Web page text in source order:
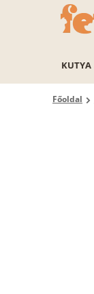
KUTYA
Főoldal